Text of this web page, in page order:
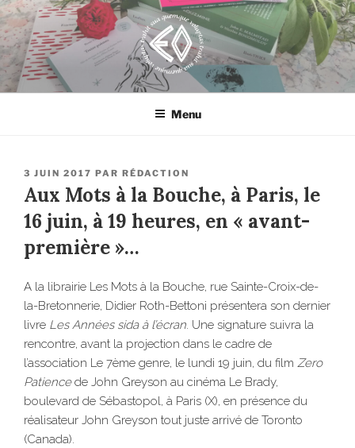
Aller
au
contenu
principal
EROSONYX
Tout livre n’est-il pas une bouteille jetée à la mer ?
Menu
PUBLIÉ
LE
3 JUIN 2017 PAR RÉDACTION
Aux Mots à la Bouche, à Paris, le
16 juin, à 19 heures, en « avant-
première »…
A la librairie Les Mots à la Bouche, rue Sainte-Croix-de-
la-Bretonnerie, Didier Roth-Bettoni présentera son dernier
livre Les Années sida à l’écran. Une signature suivra la
rencontre, avant la projection dans le cadre de
l’association Le 7ème genre, le lundi 19 juin, du film Zero
Patiencede John Greyson au cinéma Le Brady,
boulevard de Sébastopol, à Paris (X), en présence du
réalisateur John Greyson tout juste arrivé de Toronto
(Canada).